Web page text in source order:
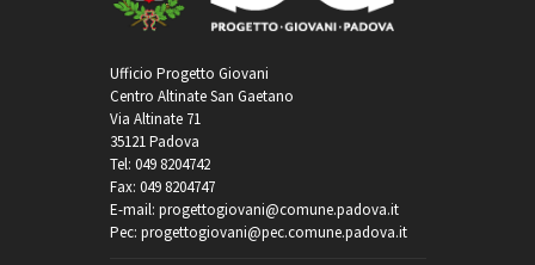
Ufficio Progetto Giovani
Centro Altinate San Gaetano
Via Altinate 71
35121 Padova
Tel: 049 8204742
Fax: 049 8204747
E-mail: progettogiovani@comune.padova.it
Pec: progettogiovani@pec.comune.padova.it